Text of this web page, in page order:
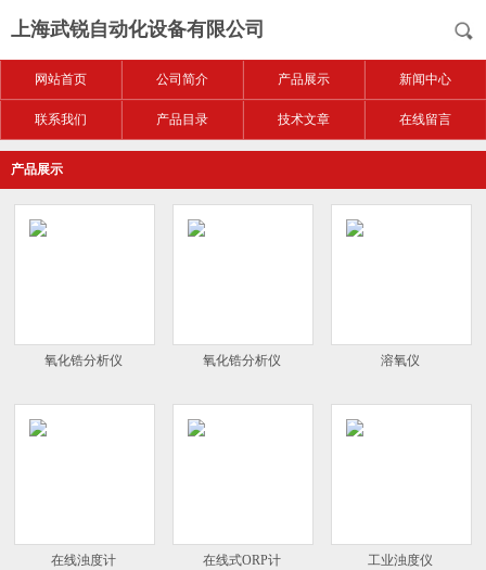
上海武锐自动化设备有限公司
网站首页 公司简介 产品展示 新闻中心
联系我们 产品目录 技术文章 在线留言
产品展示
氧化锆分析仪 氧化锆分析仪 溶氧仪
在线浊度计 在线式ORP计 工业浊度仪